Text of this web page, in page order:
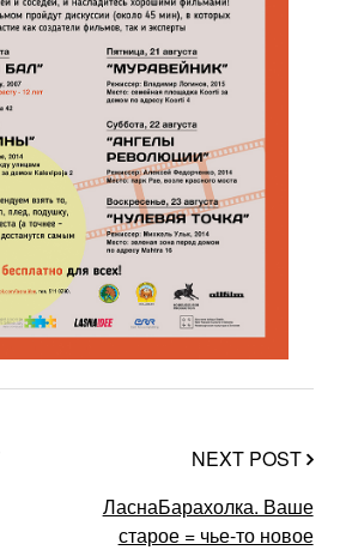
NEXT POST
ЛаснаБарахолка. Ваше
старое = чье-то новое